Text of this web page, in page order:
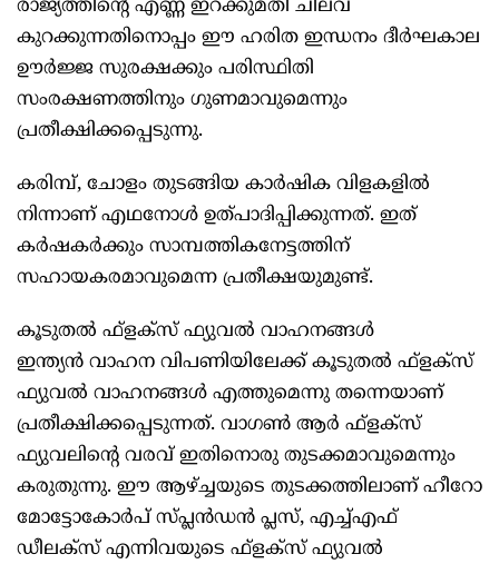
രാജ്യത്തിന്റെ എണ്ണ ഇറക്കുമതി ചിലവ്
കുറക്കുന്നതിനൊപ്പം ഈ ഹരിത ഇന്ധനം ദീര്‍ഘകാല
ഊര്‍ജ്ജ സുരക്ഷക്കും പരിസ്ഥിതി
സംരക്ഷണത്തിനും ഗുണമാവുമെന്നും
പ്രതീക്ഷിക്കപ്പെടുന്നു.
കരിമ്പ്, ചോളം തുടങ്ങിയ കാര്‍ഷിക വിളകളില്‍
നിന്നാണ് എഥനോള്‍ ഉത്പാദിപ്പിക്കുന്നത്. ഇത്
കര്‍ഷകര്‍ക്കും സാമ്പത്തികനേട്ടത്തിന്
സഹായകരമാവുമെന്ന പ്രതീക്ഷയുമുണ്ട്.
കൂടുതല്‍ ഫ്‌ളക്‌സ് ഫ്യുവല്‍ വാഹനങ്ങള്‍
ഇന്ത്യന്‍ വാഹന വിപണിയിലേക്ക് കൂടുതല്‍ ഫ്‌ളക്‌സ്
ഫ്യുവല്‍ വാഹനങ്ങള്‍ എത്തുമെന്നു തന്നെയാണ്
പ്രതീക്ഷിക്കപ്പെടുന്നത്. വാഗണ്‍ ആര്‍ ഫ്‌ളക്‌സ്
ഫ്യുവലിന്റെ വരവ് ഇതിനൊരു തുടക്കമാവുമെന്നും
കരുതുന്നു. ഈ ആഴ്ച്ചയുടെ തുടക്കത്തിലാണ് ഹീറോ
മോട്ടോകോര്‍പ് സ്പ്ലന്‍ഡന്‍ പ്ലസ്, എച്ച്എഫ്
ഡീലക്‌സ് എന്നിവയുടെ ഫ്‌ളക്‌സ് ഫ്യുവല്‍